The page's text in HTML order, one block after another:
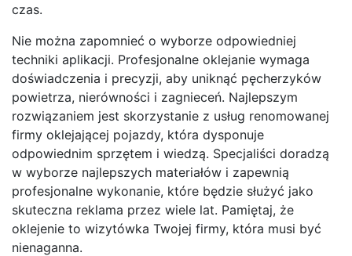
czas.
Nie można zapomnieć o wyborze odpowiedniej
techniki aplikacji. Profesjonalne oklejanie wymaga
doświadczenia i precyzji, aby uniknąć pęcherzyków
powietrza, nierówności i zagnieceń. Najlepszym
rozwiązaniem jest skorzystanie z usług renomowanej
firmy oklejającej pojazdy, która dysponuje
odpowiednim sprzętem i wiedzą. Specjaliści doradzą
w wyborze najlepszych materiałów i zapewnią
profesjonalne wykonanie, które będzie służyć jako
skuteczna reklama przez wiele lat. Pamiętaj, że
oklejenie to wizytówka Twojej firmy, która musi być
nienaganna.